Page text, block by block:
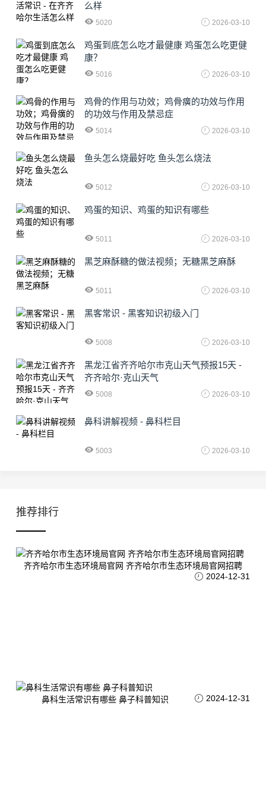
么样
5020 2026-03-10
鸡蛋到底怎么吃才最健康 鸡蛋怎么吃更健
康？
5016 2026-03-10
鸡骨的作用与功效；鸡骨癀的功效与作用
的功效与作用及禁忌症
5014 2026-03-10
鱼头怎么烧最好吃 鱼头怎么烧法
5012 2026-03-10
鸡蛋的知识、鸡蛋的知识有哪些
5011 2026-03-10
黑芝麻酥糖的做法视频；无糖黑芝麻酥
5011 2026-03-10
黑客常识 - 黑客知识初级入门
5008 2026-03-10
黑龙江省齐齐哈尔市克山天气预报15天 -
齐齐哈尔·克山天气
5008 2026-03-10
鼻科讲解视频 - 鼻科栏目
5003 2026-03-10
推荐排行
齐齐哈尔市生态环境局官网 齐齐哈尔市生态环境局官网招聘
2024-12-31
鼻科生活常识有哪些 鼻子科普知识 2024-12-31